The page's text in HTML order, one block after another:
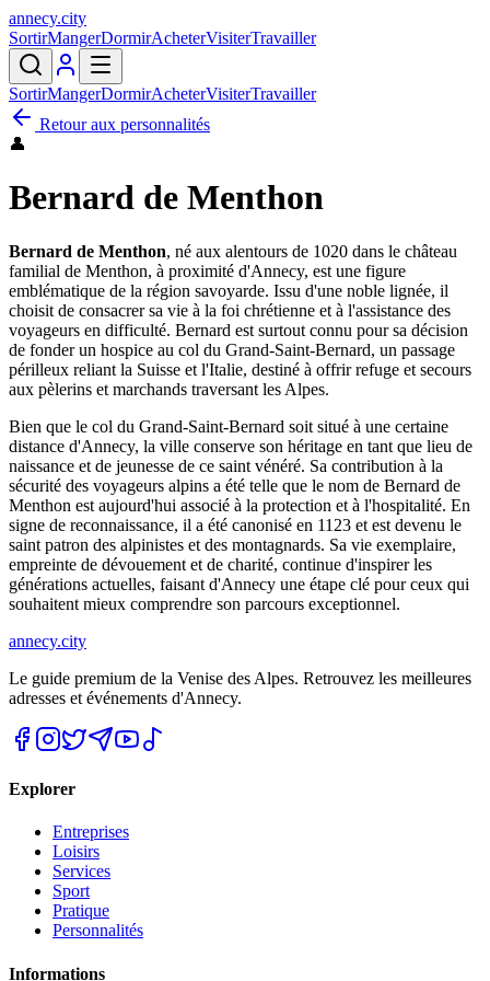
annecy.city
SortirMangerDormirAcheterVisiterTravailler
SortirMangerDormirAcheterVisiterTravailler
Retour aux personnalités
👤
Bernard de Menthon
Bernard de Menthon, né aux alentours de 1020 dans le château
familial de Menthon, à proximité d'Annecy, est une figure
emblématique de la région savoyarde. Issu d'une noble lignée, il
choisit de consacrer sa vie à la foi chrétienne et à l'assistance des
voyageurs en difficulté. Bernard est surtout connu pour sa décision
de fonder un hospice au col du Grand-Saint-Bernard, un passage
périlleux reliant la Suisse et l'Italie, destiné à offrir refuge et secours
aux pèlerins et marchands traversant les Alpes.
Bien que le col du Grand-Saint-Bernard soit situé à une certaine
distance d'Annecy, la ville conserve son héritage en tant que lieu de
naissance et de jeunesse de ce saint vénéré. Sa contribution à la
sécurité des voyageurs alpins a été telle que le nom de Bernard de
Menthon est aujourd'hui associé à la protection et à l'hospitalité. En
signe de reconnaissance, il a été canonisé en 1123 et est devenu le
saint patron des alpinistes et des montagnards. Sa vie exemplaire,
empreinte de dévouement et de charité, continue d'inspirer les
générations actuelles, faisant d'Annecy une étape clé pour ceux qui
souhaitent mieux comprendre son parcours exceptionnel.
annecy.city
Le guide premium de la Venise des Alpes. Retrouvez les meilleures
adresses et événements d'Annecy.
Explorer
Entreprises
Loisirs
Services
Sport
Pratique
Personnalités
Informations